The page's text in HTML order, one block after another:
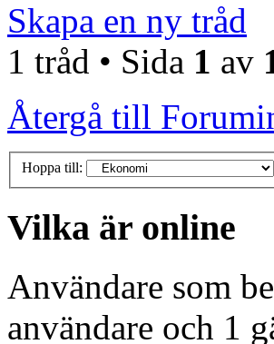
Skapa en ny tråd
1 tråd • Sida 1 av
Återgå till
Hoppa till:
Vilka är online
Användare som
användare och 1